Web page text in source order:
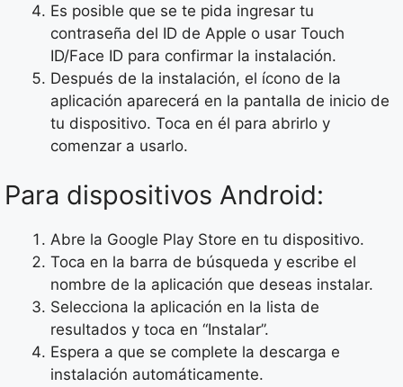
Es posible que se te pida ingresar tu
contraseña del ID de Apple o usar Touch
ID/Face ID para confirmar la instalación.
Después de la instalación, el ícono de la
aplicación aparecerá en la pantalla de inicio de
tu dispositivo. Toca en él para abrirlo y
comenzar a usarlo.
Para dispositivos Android:
Abre la Google Play Store en tu dispositivo.
Toca en la barra de búsqueda y escribe el
nombre de la aplicación que deseas instalar.
Selecciona la aplicación en la lista de
resultados y toca en “Instalar”.
Espera a que se complete la descarga e
instalación automáticamente.